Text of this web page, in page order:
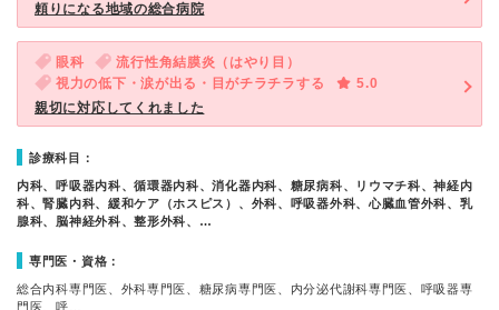
頼りになる地域の総合病院
眼科
流行性角結膜炎（はやり目）
視力の低下・涙が出る・目がチラチラする
5.0
親切に対応してくれました
診療科目：
内科、呼吸器内科、循環器内科、消化器内科、糖尿病科、リウマチ科、神経内
科、腎臓内科、緩和ケア（ホスピス）、外科、呼吸器外科、心臓血管外科、乳
腺科、脳神経外科、整形外科、…
専門医・資格：
総合内科専門医、外科専門医、糖尿病専門医、内分泌代謝科専門医、呼吸器専
門医、呼…